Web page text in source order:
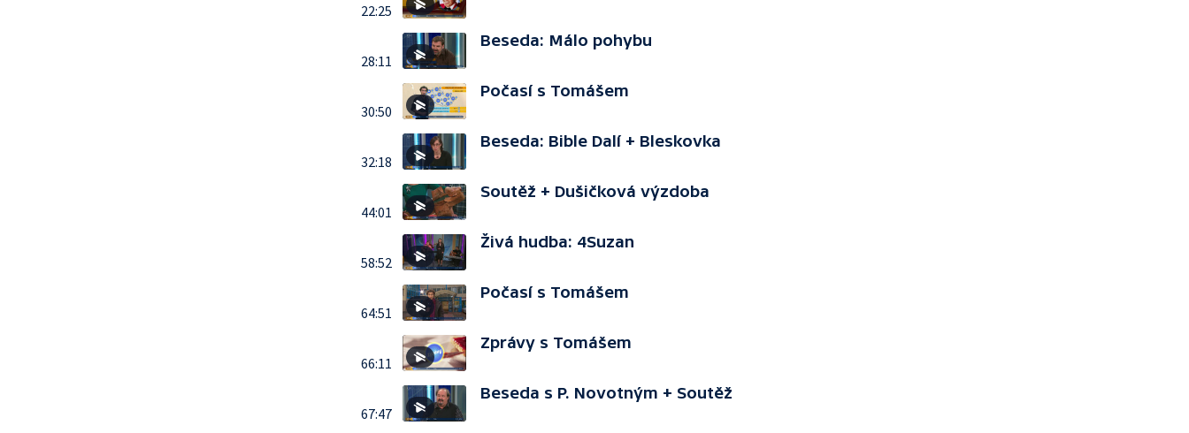
22:25
28:11
Beseda: Málo pohybu
30:50
Počasí s Tomášem
32:18
Beseda: Bible Dalí + Bleskovka
44:01
Soutěž + Dušičková výzdoba
58:52
Živá hudba: 4Suzan
64:51
Počasí s Tomášem
66:11
Zprávy s Tomášem
67:47
Beseda s P. Novotným + Soutěž